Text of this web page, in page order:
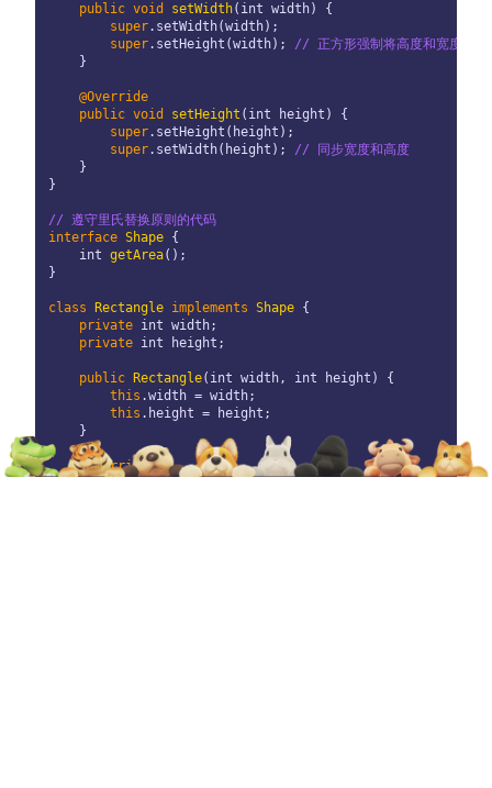
public void setWidth( int width)
{
super.setWidth(width);
super.setHeight(width); // 正方形强制将高度和宽度同步
    }
@Override
public void setHeight ( int height)
{
super.setHeight(height);
super.setWidth(height); // 同步宽度和高度
    }
}
// 遵守里氏替换原则的代码
interface Shape {
int getArea() ;
}
class Rectangle implements Shape {
private int width;
private int height;
public Rectangle( int width, int height)
{
this .width = width;
this .height = height;
    }
@Override